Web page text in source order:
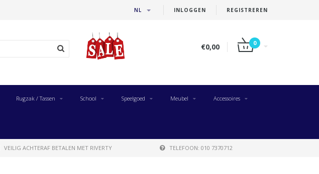
INLOGGEN REGISTREREN
NL
€0,00 0
Rugzak / Tassen School Speelgoed Meubel Accessoires
VEILIG ACHTERAF BETALEN MET RIVERTY TELEFOON: 010 7370712